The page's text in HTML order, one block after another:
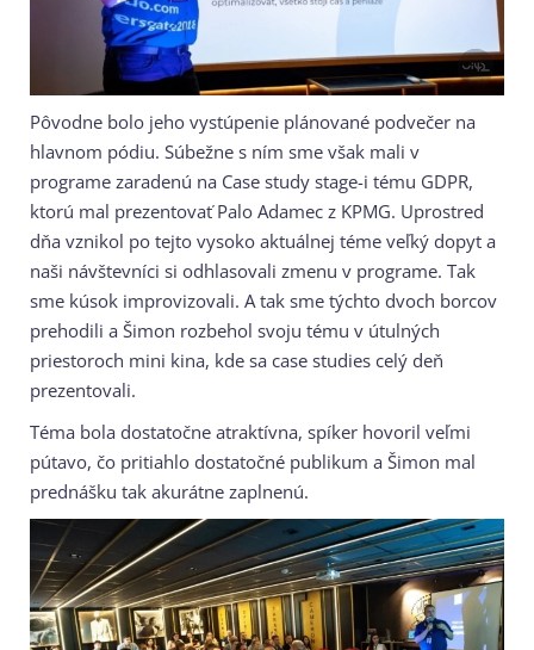
Pôvodne bolo jeho vystúpenie plánované podvečer na
hlavnom pódiu. Súbežne s ním sme však mali v
programe zaradenú na Case study stage-i tému GDPR,
ktorú mal prezentovať Palo Adamec z KPMG. Uprostred
dňa vznikol po tejto vysoko aktuálnej téme veľký dopyt a
naši návštevníci si odhlasovali zmenu v programe. Tak
sme kúsok improvizovali. A tak sme týchto dvoch borcov
prehodili a Šimon rozbehol svoju tému v útulných
priestoroch mini kina, kde sa case studies celý deň
prezentovali.
Téma bola dostatočne atraktívna, spíker hovoril veľmi
pútavo, čo pritiahlo dostatočné publikum a Šimon mal
prednášku tak akurátne zaplnenú.